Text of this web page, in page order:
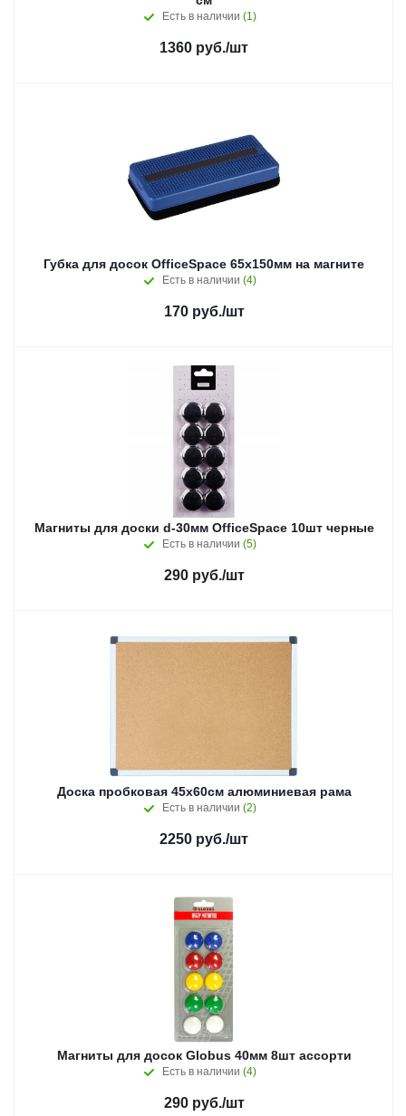
Есть в наличии (1)
1360 руб./шт
Губка для досок OfficeSpace 65х150мм на магните
Есть в наличии (4)
170руб./шт
Магниты для доски d-30мм OfficeSpace 10шт черные
Есть в наличии (5)
290руб./шт
Доска пробковая 45х60см алюминиевая рама
Есть в наличии (2)
2250 руб./шт
Магниты для досок Globus 40мм 8шт ассорти
Есть в наличии (4)
290руб./шт